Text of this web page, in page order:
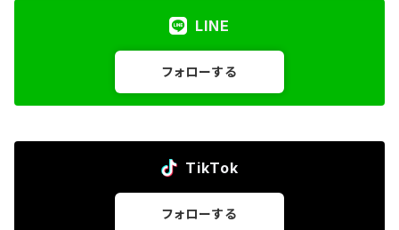
LINE
フォローする
TikTok
フォローする